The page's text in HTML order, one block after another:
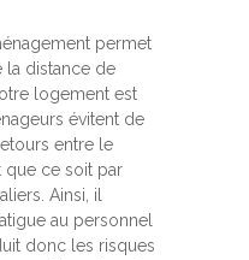
permet
la distance de
logement est
évitent de
entre le
que ce soit par
Ainsi, il
au personnel
donc les risques